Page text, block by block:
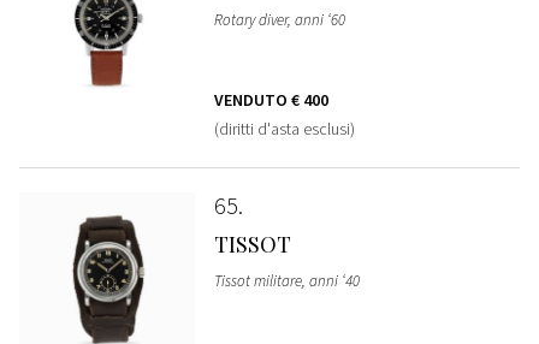
Rotary diver, anni ‘60
VENDUTO € 400
(diritti d'asta esclusi)
65
TISSOT
Tissot militare, anni ‘40